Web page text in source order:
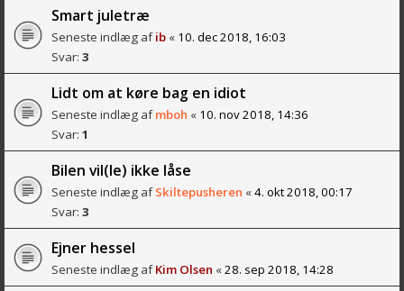
Smart juletræ
Seneste indlæg afib « 10. dec 2018, 16:03
Svar: 3
Lidt om at køre bag en idiot
Seneste indlæg afmboh « 10. nov 2018, 14:36
Svar: 1
Bilen vil(le) ikke låse
Seneste indlæg afSkiltepusheren «4. okt 2018, 00:17
Svar: 3
Ejner hessel
Seneste indlæg afKim Olsen «28. sep 2018, 14:28